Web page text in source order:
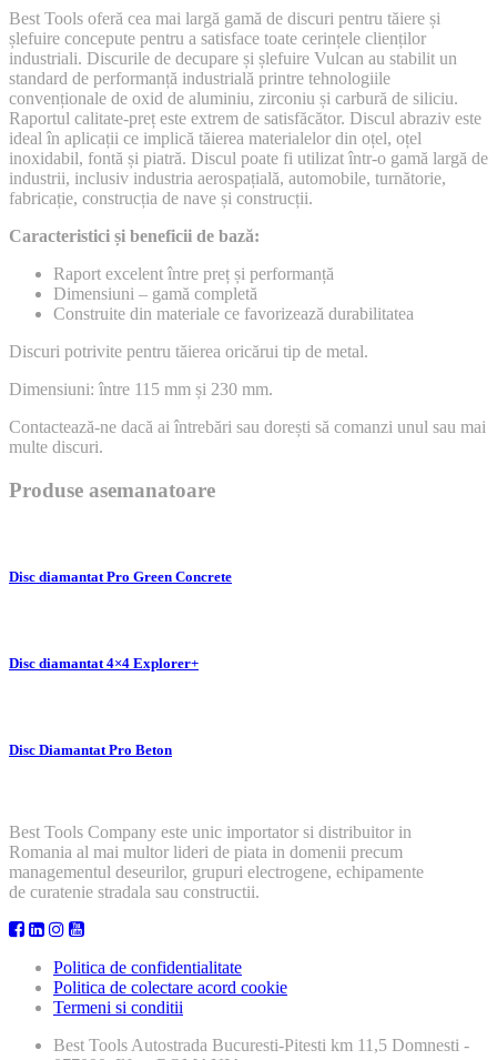
Best Tools oferă cea mai largă gamă de discuri pentru tăiere și
șlefuire concepute pentru a satisface toate cerințele clienților
industriali. Discurile de decupare și șlefuire Vulcan au stabilit un
standard de performanță industrială printre tehnologiile
convenționale de oxid de aluminiu, zirconiu și carbură de siliciu.
Raportul calitate-preț este extrem de satisfăcător. Discul abraziv este
ideal în aplicații ce implică tăierea materialelor din oțel, oțel
inoxidabil, fontă și piatră. Discul poate fi utilizat într-o gamă largă de
industrii, inclusiv industria aerospațială, automobile, turnătorie,
fabricație, construcția de nave și construcții.
Caracteristici și beneficii de bază:
Raport excelent între preț și performanță
Dimensiuni – gamă completă
Construite din materiale ce favorizează durabilitatea
Discuri potrivite pentru tăierea oricărui tip de metal.
Dimensiuni: între 115 mm și 230 mm.
Contactează-ne dacă ai întrebări sau dorești să comanzi unul sau mai
multe discuri.
Produse asemanatoare
Disc diamantat Pro Green Concrete
Disc diamantat 4×4 Explorer+
Disc Diamantat Pro Beton
Best Tools Company este unic importator si distribuitor in
Romania al mai multor lideri de piata in domenii precum
managementul deseurilor, grupuri electrogene, echipamente
de curatenie stradala sau constructii.
Politica de confidentialitate
Politica de colectare acord cookie
Termeni si conditii
Best Tools Autostrada Bucuresti-Pitesti km 11,5 Domnesti -